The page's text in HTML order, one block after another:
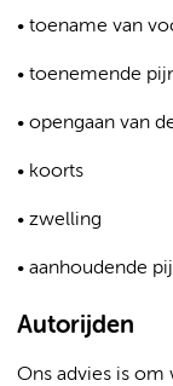
• toename van
• toenemende
• opengaan van
• koorts
• zwelling
• aanhoudende
Autorijden
Ons advies is om